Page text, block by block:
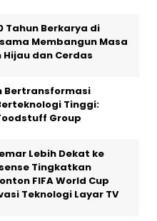
Tahun Berkarya di
Membangun Masa
Hijau dan Cerdas
Bertransformasi
Tinggi:
Group
Lebih Dekat ke
Tingkatkan
FIFA World Cup
Teknologi Layar TV